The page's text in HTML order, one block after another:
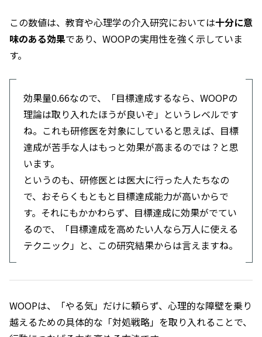
この数値は、教育や心理学の介入研究においては十分に意
味のある効果であり、WOOPの実用性を強く示していま
す。
効果量0.66なので、「目標達成するなら、WOOPの
理論は取り入れたほうが良いぞ」というレベルです
ね。これも研修医を対象にしていると思えば、目標
達成が苦手な人はもっと効果が高まるのでは？と思
います。
というのも、研修医とは医大に行った人たちなの
で、おそらくもともと目標達成能力が高いからで
す。それにもかかわらず、目標達成に効果がでてい
るので、「目標達成を高めたい人なら万人に使える
テクニック」と、この研究結果からは言えますね。
WOOPは、「やる気」だけに頼らず、心理的な障壁を乗り
越えるための具体的な「対処戦略」を取り入れることで、